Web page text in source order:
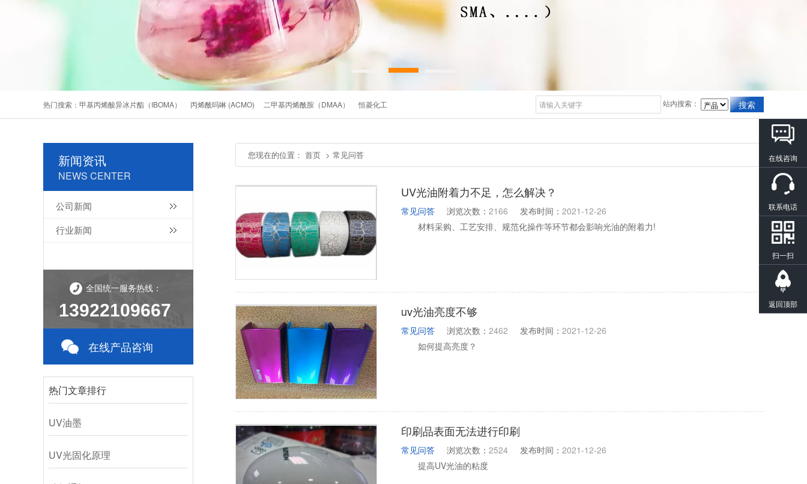
1
热门搜索： 甲基丙烯酸异冰片酯（IBOMA） 丙烯酰吗啉 (ACMO) 二甲基丙烯酰胺（DMAA） 恒菱化工 站内搜索：
新闻资讯
NEWS CENTER
公司新闻
行业新闻
全国统一服务热线：
13922109667
在线产品咨询
热门文章排行
UV油墨
UV光固化原理
您现在的位置： 首页 > 常见问答
UV光油附着力不足，怎么解决？
常见问答 浏览次数： 2166 发布时间： 2021-12-26
材料采购、工艺安排、规范化操作等环节都会影响光油的附着力!
uv光油亮度不够
常见问答 浏览次数： 2462 发布时间： 2021-12-26
如何提高亮度？
印刷品表面无法进行印刷
常见问答 浏览次数： 2524 发布时间： 2021-12-26
提高UV光油的粘度
在线咨询
联系电话
扫一扫
返回顶部